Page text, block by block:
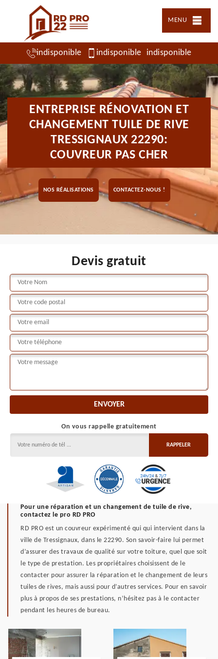
MENU
indisponible indisponible indisponible
ENTREPRISE RÉNOVATION ET
CHANGEMENT TUILE DE RIVE
TRESSIGNAUX 22290:
COUVREUR PAS CHER
NOS RÉALISATIONS CONTACTEZ-NOUS !
Devis gratuit
On vous rappelle gratuitement
Pour une réparation et un changement de tuile de rive,
contactez le pro RD PRO
RD PRO est un couvreur expérimenté qui qui intervient dans la
ville de Tressignaux, dans le 22290. Son savoir-faire lui permet
d’assurer des travaux de qualité sur votre toiture, quel que soit
le type de prestation. Les propriétaires choisissent de le
contacter pour assurer la réparation et le changement de leurs
tuiles de rives, mais aussi pour d’autres services. Pour en savoir
plus à propos de ses prestations, n’hésitez pas à le contacter
pendant les heures de bureau.